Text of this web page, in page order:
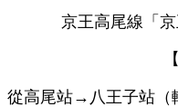
京王高尾線「
從高尾站→八王子站（